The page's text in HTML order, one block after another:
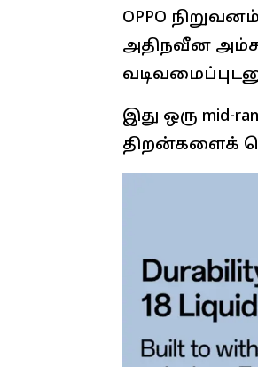
OPPO
அதிநவீன
இது ஒரு mid-
திறன்களைக்